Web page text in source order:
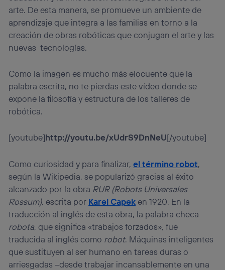
arte. De esta manera, se promueve un ambiente de
aprendizaje que integra a las familias en torno a la
creación de obras robóticas que conjugan el arte y las
nuevas tecnologías.
Como la imagen es mucho más elocuente que la
palabra escrita, no te pierdas este vídeo donde se
expone la filosofía y estructura de los talleres de
robótica.
[youtube]http://youtu.be/xUdrS9DnNeU[/youtube]
Como curiosidad y para finalizar,el término robot,
según la Wikipedia, se popularizó gracias al éxito
alcanzado por la obra RUR (Robots Universales
Rossum), escrita por Karel Capeken 1920. En la
traducción al inglés de esta obra, la palabra checa
robota, que significa «trabajos forzados», fue
traducida al inglés como robot. Máquinas inteligentes
que sustituyen al ser humano en tareas duras o
arriesgadas –desde trabajar incansablemente en una